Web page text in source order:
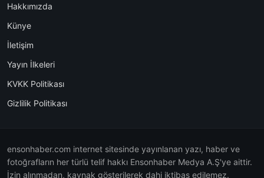
Hakkımızda
Künye
İletişim
Yayın İlkeleri
KVKK Politikası
Gizlilik Politikası
ensonhaber.com internet sitesinde yayınlanan yazı, haber ve
fotoğrafların her türlü telif hakkı Ensonhaber Medya A.Ş'ye aittir.
İzin alınmadan, kaynak gösterilerek dahi iktibas edilemez.